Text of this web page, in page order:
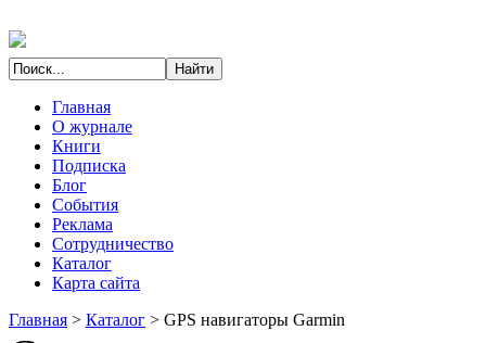
Главная
О журнале
Книги
Подписка
Блог
События
Реклама
Сотрудничество
Каталог
Карта сайта
Главная > Каталог > GPS навигаторы Garmin